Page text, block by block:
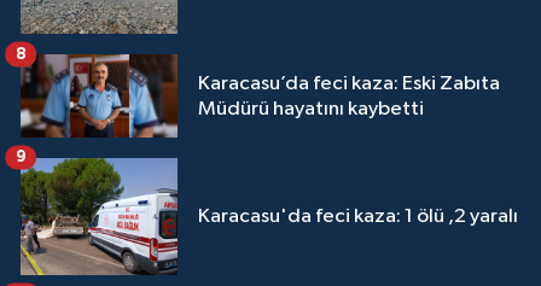
Karacasu’da feci kaza: Eski Zabıta
Müdürü hayatını kaybetti
8
Karacasu'da feci kaza: 1 ölü ,2 yaralı
9